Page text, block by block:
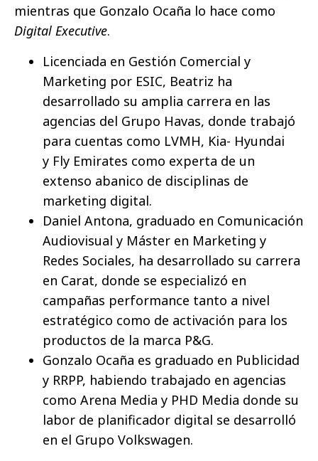
mientras que Gonzalo Ocaña lo hace como
Digital Executive.
Licenciada en Gestión Comercial y
Marketing por ESIC, Beatriz ha
desarrollado su amplia carrera en las
agencias del Grupo Havas, donde trabajó
para cuentas como LVMH, Kia- Hyundai
y Fly Emirates como experta de un
extenso abanico de disciplinas de
marketing digital.
Daniel Antona, graduado en Comunicación
Audiovisual y Máster en Marketing y
Redes Sociales, ha desarrollado su carrera
en Carat, donde se especializó en
campañas performance tanto a nivel
estratégico como de activación para los
productos de la marca P&G.
Gonzalo Ocaña es graduado en Publicidad
y RRPP, habiendo trabajado en agencias
como Arena Media y PHD Media donde su
labor de planificador digital se desarrolló
en el Grupo Volkswagen.